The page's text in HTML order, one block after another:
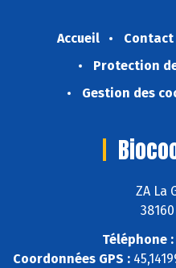
Accueil Contact
Protection
Gestion des
ZA La
Téléphone :
Coordonnées GPS :